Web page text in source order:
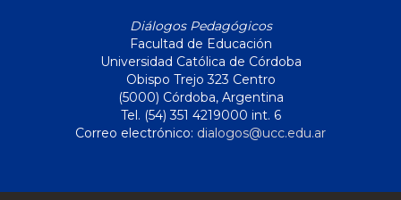
Diálogos Pedagógicos
Facultad de Educación
Universidad Católica de Córdoba
Obispo Trejo 323 Centro
(5000) Córdoba, Argentina
Tel. (54) 351 4219000 int. 6
Correo electrónico: dialogos@ucc.edu.ar